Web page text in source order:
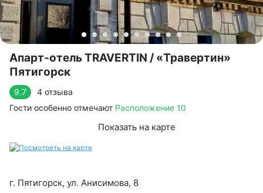
Апарт-отель TRAVERTIN / «Травертин»
Пятигорск
Показать на карте
г. Пятигорск, ул. Анисимова, 8
9.7
4 отзыва
Гости особенно отмечают Расположение 10